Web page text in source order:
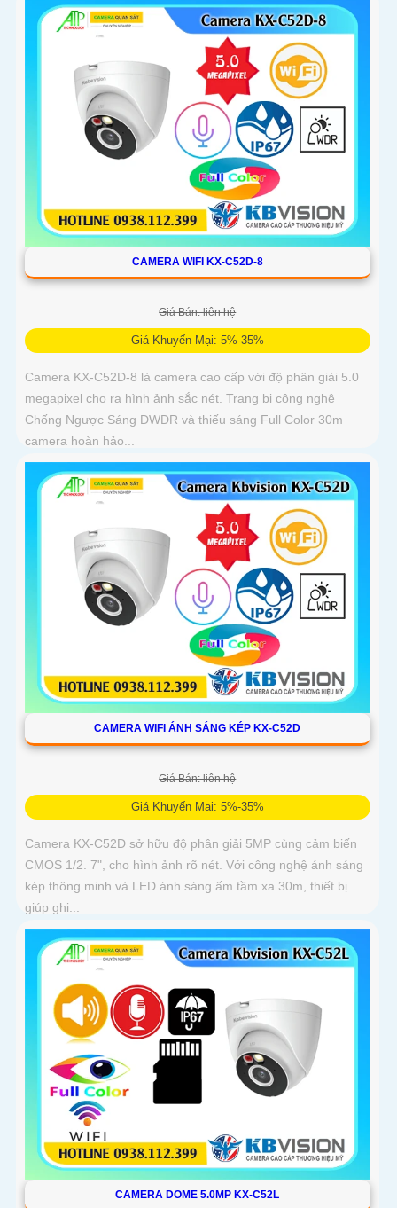
CAMERA WIFI KX-C52D-8
Giá Bán: liên hệ
Giá Khuyến Mại: 5%-35%
Camera KX-C52D-8 là camera cao cấp với độ phân giải 5.0
megapixel cho ra hình ảnh sắc nét. Trang bị công nghệ
Chống Ngược Sáng DWDR và thiếu sáng Full Color 30m
camera hoàn hảo...
CAMERA WIFI ÁNH SÁNG KÉP KX-C52D
Giá Bán: liên hệ
Giá Khuyến Mại: 5%-35%
Camera KX-C52D sở hữu độ phân giải 5MP cùng cảm biến
CMOS 1/2. 7", cho hình ảnh rõ nét. Với công nghệ ánh sáng
kép thông minh và LED ánh sáng ấm tầm xa 30m, thiết bị
giúp ghi...
CAMERA DOME 5.0MP KX-C52L